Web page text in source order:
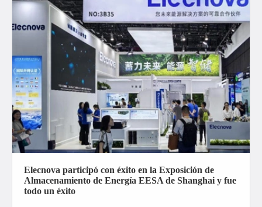
Elecnova participó con éxito en la Exposición de
Almacenamiento de Energía EESA de Shanghai y fue
todo un éxito